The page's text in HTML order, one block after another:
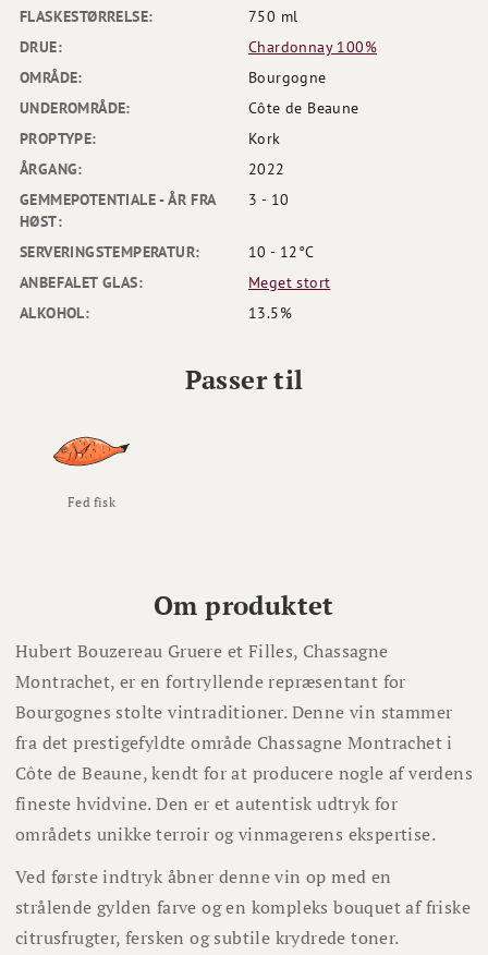
FLASKESTØRRELSE:
750 ml
DRUE:
Chardonnay 100%
OMRÅDE:
Bourgogne
UNDEROMRÅDE:
Côte de Beaune
PROPTYPE:
Kork
ÅRGANG:
2022
GEMMEPOTENTIALE - ÅR FRA
HØST:
3 - 10
SERVERINGSTEMPERATUR:
10 - 12°C
ANBEFALET GLAS:
Meget stort
ALKOHOL:
13.5%
Passer til
Fed fisk
Om produktet
Hubert Bouzereau Gruere et Filles, Chassagne
Montrachet, er en fortryllende repræsentant for
Bourgognes stolte vintraditioner. Denne vin stammer
fra det prestigefyldte område Chassagne Montrachet i
Côte de Beaune, kendt for at producere nogle af verdens
fineste hvidvine. Den er et autentisk udtryk for
områdets unikke terroir og vinmagerens ekspertise.
Ved første indtryk åbner denne vin op med en
strålende gylden farve og en kompleks bouquet af friske
citrusfrugter, fersken og subtile krydrede toner.